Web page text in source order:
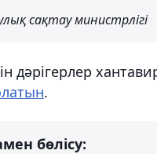
сақтау министрлігі
дәрігерлер
.
бөлісу: